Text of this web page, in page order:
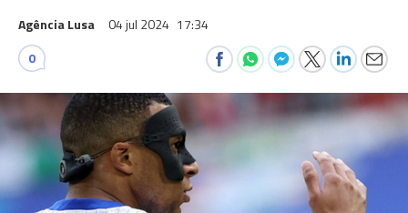
Agência Lusa 04 jul 2024 17:34
0